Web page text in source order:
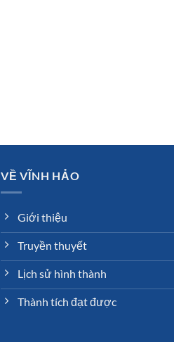
VỀ VĨNH HẢO
Giới thiệu
Truyền thuyết
Lịch sử hình thành
Thành tích đạt được